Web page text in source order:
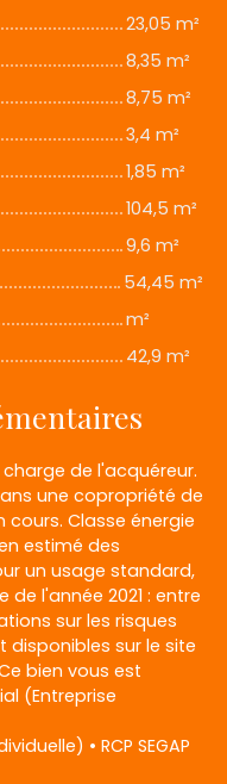
23,05 m²
8,35 m²
8,75 m²
3,4 m²
1,85 m²
104,5 m²
9,6 m²
54,45 m²
m²
42,9 m²
de l'acquéreur.
une copropriété de
cours. Classe énergie
estimé des
un usage standard,
l'année 2021 : entre
sur les risques
disponibles sur le site
bien vous est
(Entreprise
• RCP SEGAP